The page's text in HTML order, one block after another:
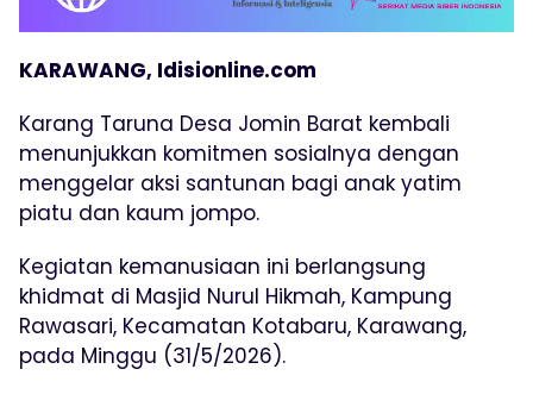
KARAWANG, Idisionline.com
Karang Taruna Desa Jomin Barat kembali
menunjukkan komitmen sosialnya dengan
menggelar aksi santunan bagi anak yatim
piatu dan kaum jompo.
Kegiatan kemanusiaan ini berlangsung
khidmat di Masjid Nurul Hikmah, Kampung
Rawasari, Kecamatan Kotabaru, Karawang,
pada Minggu (31/5/2026).